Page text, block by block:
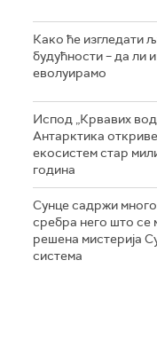
Како ће изгледати
будућности – да ли
еволуирамо
Испод „Крвавих
Антарктика
екосистем стар
година
Сунце садржи
сребра него што се
решена мистерија
система